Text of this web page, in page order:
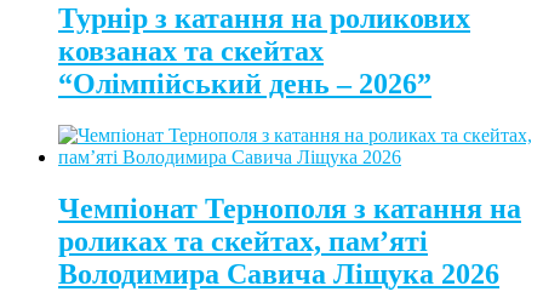
Турнір з катання на роликових
ковзанах та скейтах
“Олімпійський день – 2026”
Чемпіонат Тернополя з катання на
роликах та скейтах, пам’яті
Володимира Савича Ліщука 2026